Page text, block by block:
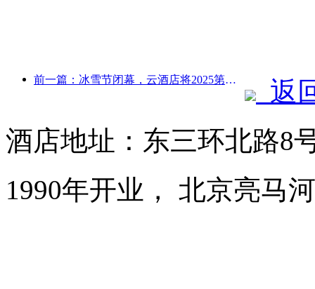
前一篇：冰雪节闭幕，云酒店将2025第一波“富贵”收入囊中
返
酒店地址：东三环北路8
1990年开业， 北京亮